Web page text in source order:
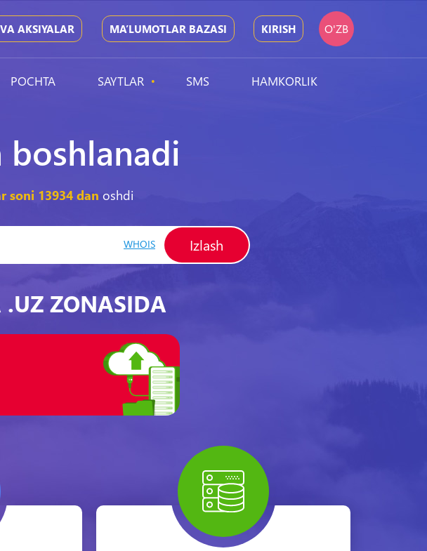
AKSIYALAR MA’LUMOTLAR BAZASI KIRISH O'ZB
POCHTA SAYTLAR SMS HAMKORLIK
boshlanadi
soni 13934 dan oshdi
WHOIS Izlash
ZONASIDA